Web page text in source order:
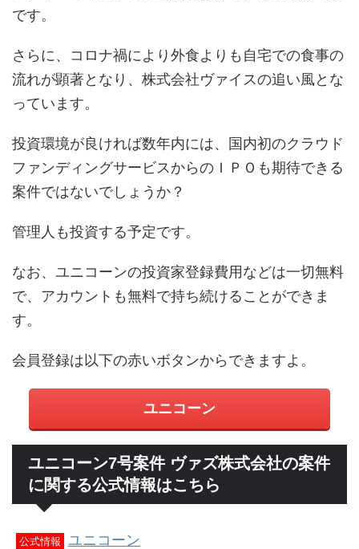
です。
さらに、コロナ禍により外食よりも自宅での食事の
流れが顕著となり、株式会社ヴァイスの追い風とな
っています。
投資環境が良ければ数年内には、国内初のクラウド
ファンディングサービスからのＩＰＯも期待できる
案件ではないでしょうか？
管理人も投資する予定です。
なお、ユニコーンの投資家登録費用などは一切無料
で、アカウントも無料で持ち続けることができま
す。
会員登録は以下の赤いボタンからできますよ。
ユニコーン
ユニコーン7号案件 ヴァズ株式会社の案件
に関する公式情報はこちら
公式情報 ユニコーン